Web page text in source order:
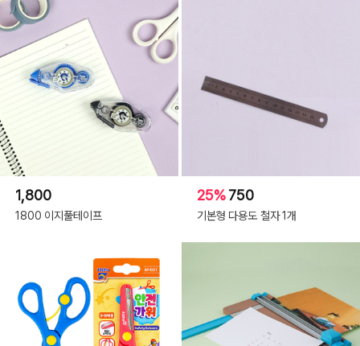
1,800
1800 이지풀테이프
25%750
기본형 다용도 철자 1개